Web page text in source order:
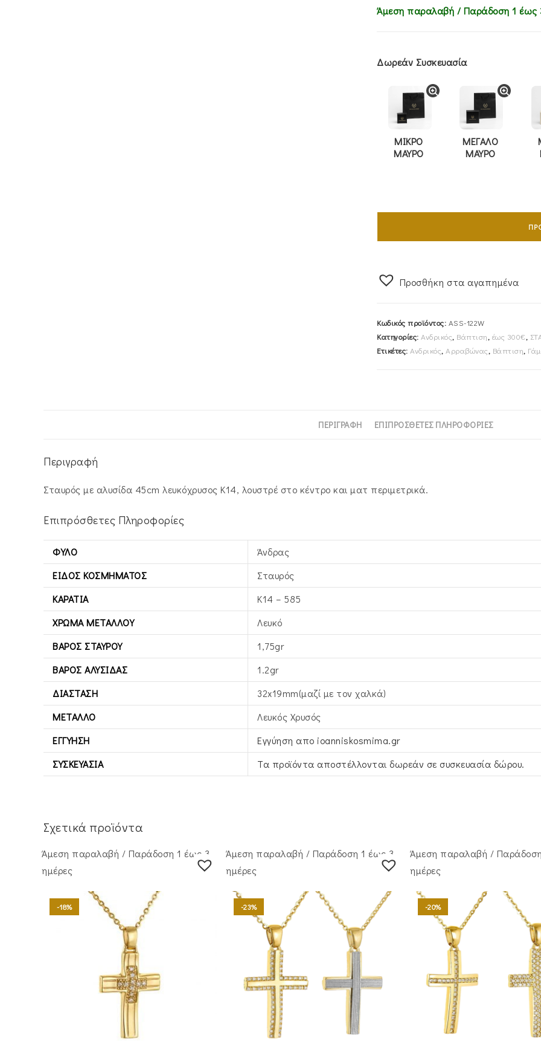
Άμεση παραλαβή / Παράδoση 1 έως
Δωρεάν Συσκευασία
ΜΙΚΡΟ
ΜΑΥΡΟ
ΜΕΓΑΛΟ
ΜΑΥΡΟ
Σταυρός
Aλυσίδα
Κ14
ποσότητα
Προσθήκη στα αγαπημένα
Κωδικός προϊόντος: ASS-122W
Κατηγορίες: Ανδρικός, Βάπτιση, έως 300€,
Ετικέτες: Ανδρικός, Αρραβώνας, Βάπτιση,
ΠΕΡΙΓΡΑΦΉ ΕΠΙΠΡΌΣΘΕΤΕΣ ΠΛΗΡΟΦΟΡΊΕΣ
Περιγραφή
Σταυρός με αλυσίδα 45cm λευκόχρυσος Κ14, λουστρέ στο κέντρο και ματ περιμετρικά.
Επιπρόσθετες Πληροφορίες
ΦΎΛΟ
Άνδρας
ΕΊΔΟΣ ΚΟΣΜΉΜΑΤΟΣ
Σταυρός
ΚΑΡΆΤΙΑ
Κ14 – 585
ΧΡΏΜΑ ΜΕΤΆΛΛΟΥ
Λευκό
ΒΆΡΟΣ ΣΤΑΥΡΟΎ
1,75gr
ΒΆΡΟΣ ΑΛΥΣΊΔΑΣ
1.2gr
ΔΙΆΣΤΑΣΗ
32x19mm(μαζί με τον χαλκά)
ΜΈΤΑΛΛΟ
Λευκός Xρυσός
ΕΓΓΎΗΣΗ
Εγγύηση απο ioanniskosmima.gr
ΣΥΣΚΕΥΑΣΊΑ
Τα προϊόντα αποστέλλονται δωρεάν σε συσκευασία δώρου.
Σχετικά προϊόντα
Άμεση παραλαβή / Παράδoση 1 έως 3
ημέρες
-18%
Άμεση παραλαβή / Παράδoση 1 έως 3
ημέρες
-23%
Άμεση παραλαβή /
ημέρες
-20%